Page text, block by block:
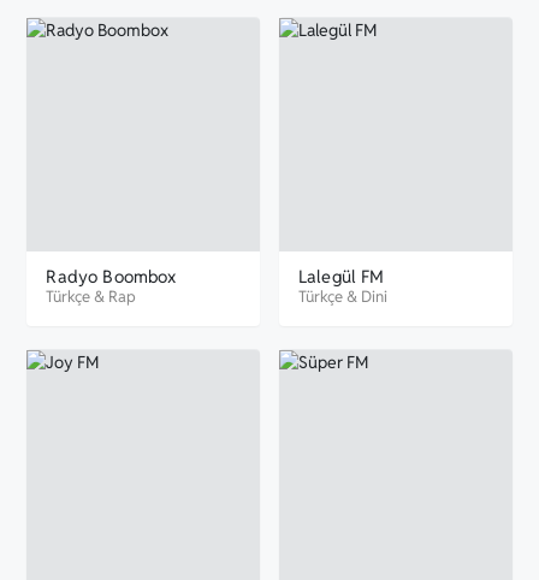
Radyo Boombox
Türkçe& Rap
Lalegül FM
Türkçe& Dini